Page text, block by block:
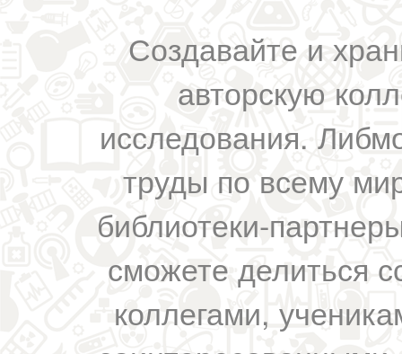
Создавайте и
авторскую
исследования.
труды по всему
библиотеки-
сможете делиться
коллегами,